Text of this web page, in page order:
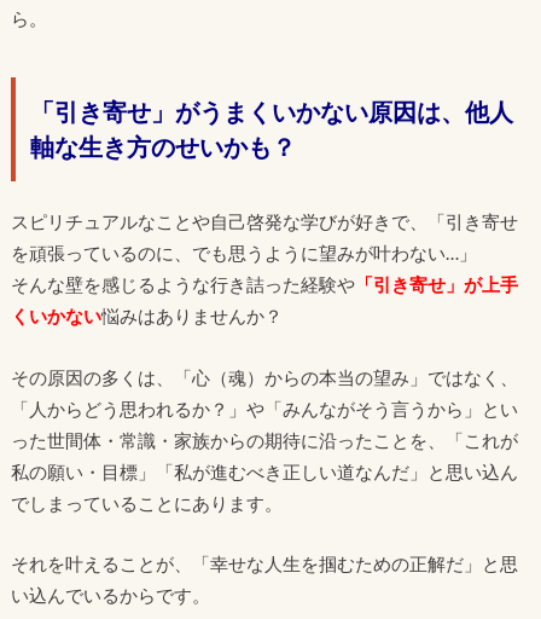
ら。
「引き寄せ」がうまくいかない原因は、他人
軸な生き方のせいかも？
スピリチュアルなことや自己啓発な学びが好きで、「引き寄せ
を頑張っているのに、でも思うように望みが叶わない…」
そんな壁を感じるような行き詰った経験や「引き寄せ」が上手
くいかない悩みはありませんか？
その原因の多くは、「心（魂）からの本当の望み」ではなく、
「人からどう思われるか？」や「みんながそう言うから」とい
った世間体・常識・家族からの期待に沿ったことを、「これが
私の願い・目標」「私が進むべき正しい道なんだ」と思い込ん
でしまっていることにあります。
それを叶えることが、「幸せな人生を掴むための正解だ」と思
い込んでいるからです。